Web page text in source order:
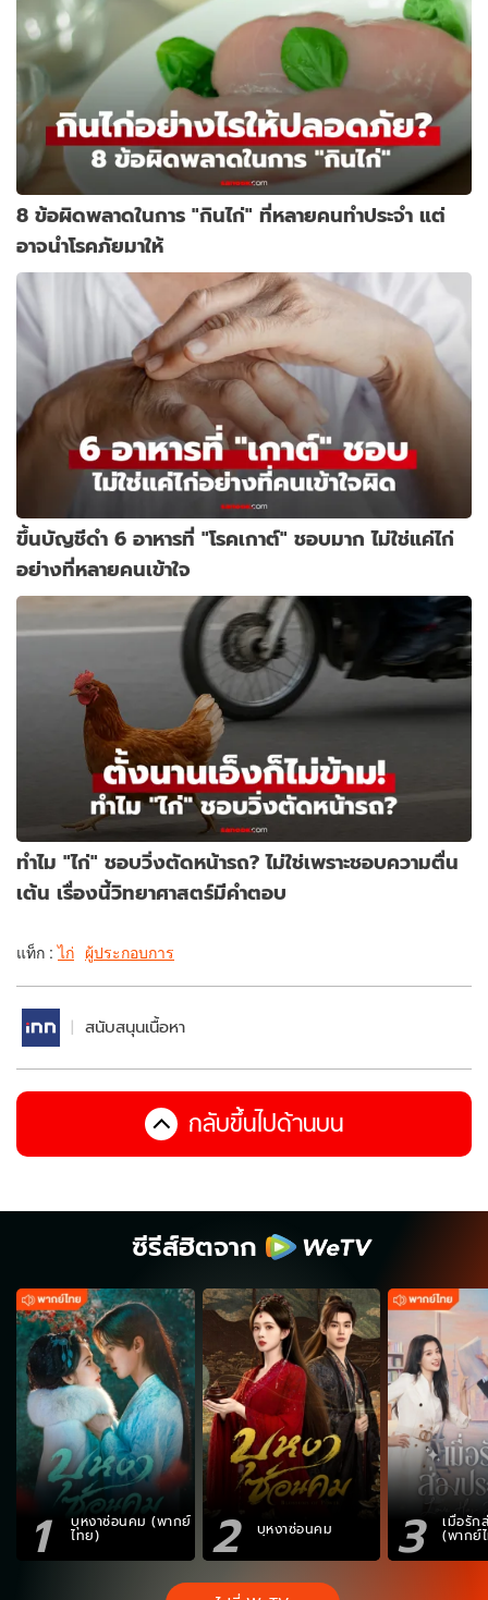
8 ข้อผิดพลาดในการ "กินไก่" ที่หลายคนทำประจำ แต่
อาจนำโรคภัยมาให้
ขึ้นบัญชีดำ 6 อาหารที่ "โรคเกาต์" ชอบมาก ไม่ใช่แค่ไก่
อย่างที่หลายคนเข้าใจ
ทำไม "ไก่" ชอบวิ่งตัดหน้ารถ? ไม่ใช่เพราะชอบความตื่น
เต้น เรื่องนี้วิทยาศาสตร์มีคำตอบ
แท็ก :ไก่ ผู้ประกอบการ
สนับสนุนเนื้อหา
กลับขึ้นไปด้านบน
ซีรีส์ฮิตจาก
1 บุหงาซ่อนคม (พากย์
ไทย) 2 บุหงาซ่อนคม 3 เมื่อรัก
(พากย์